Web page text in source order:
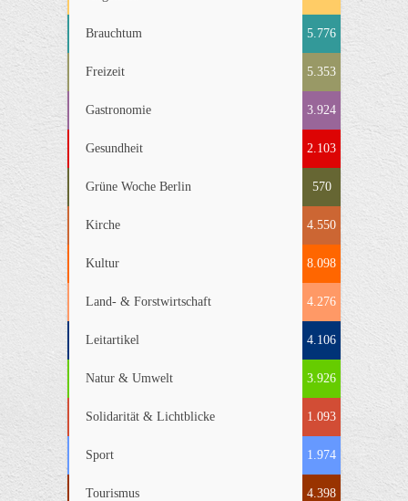
Brauchtum 5.776
Freizeit 5.353
Gastronomie 3.924
Gesundheit 2.103
Grüne Woche Berlin 570
Kirche 4.550
Kultur 8.098
Land- & Forstwirtschaft 4.276
Leitartikel 4.106
Natur & Umwelt 3.926
Solidarität & Lichtblicke 1.093
Sport 1.974
Tourismus 4.398